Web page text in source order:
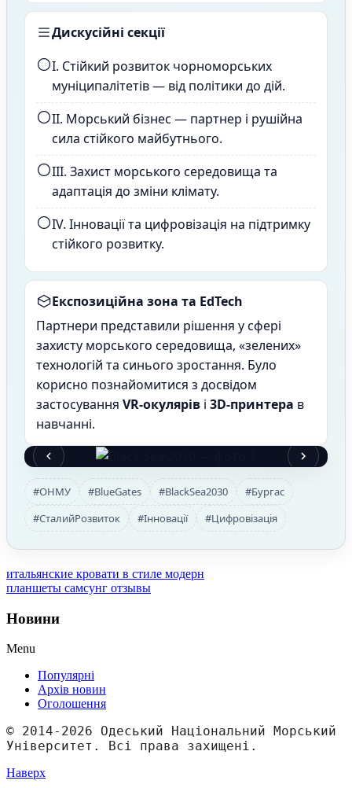
Дискусійні секції
I. Стійкий розвиток чорноморських
муніципалітетів — від політики до дій.
II. Морський бізнес — партнер і рушійна
сила стійкого майбутнього.
III. Захист морського середовища та
адаптація до зміни клімату.
IV. Інновації та цифровізація на підтримку
стійкого розвитку.
Експозиційна зона та EdTech
Партнери представили рішення у сфері
захисту морського середовища, «зелених»
технологій та синього зростання. Було
корисно познайомитися з досвідом
застосування VR-окулярів і 3D-принтера в
навчанні.
#ОНМУ #BlueGates #BlackSea2030
#Бургас
#СталийРозвиток
#Інновації #Цифровізація
итальянские кровати в стиле модерн
планшеты самсунг отзывы
Новини
Menu
Популярні
Архів новин
Оголошення
© 2014-2026 Одеський Національний Морський
Університет. Всі права захищені.
Наверх